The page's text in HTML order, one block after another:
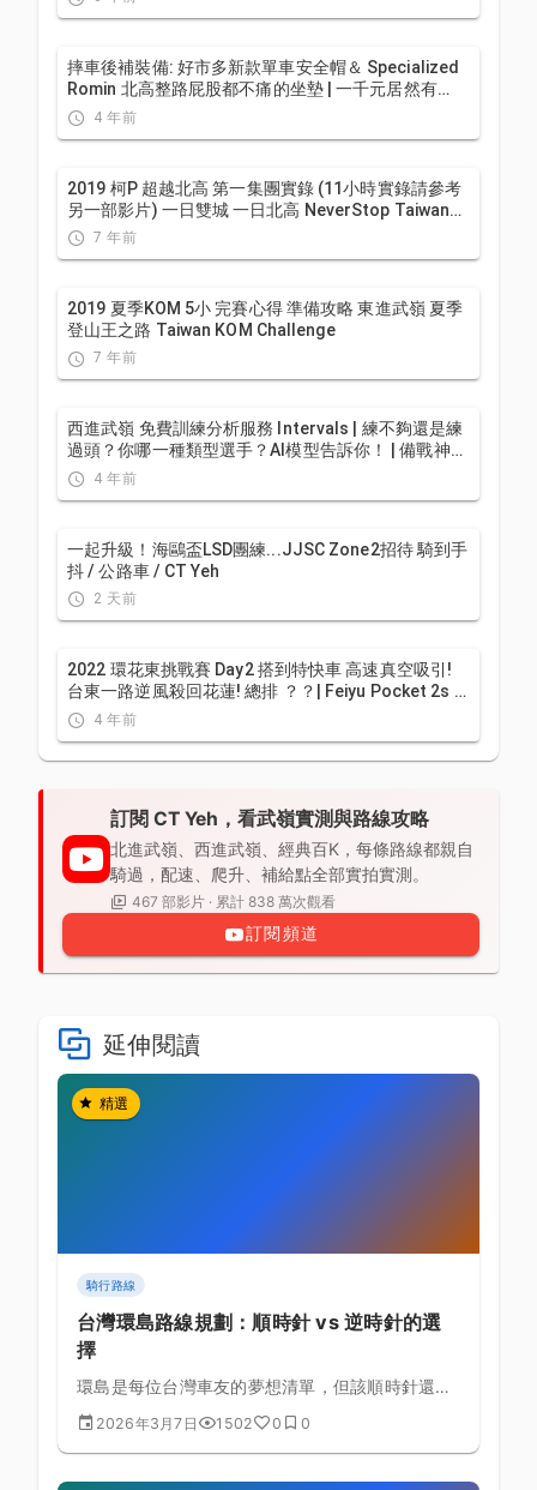
摔車後補裝備: 好市多新款單車安全帽＆ Specialized
Romin 北高整路屁股都不痛的坐墊 | 一千元居然有
MIPS | CT Yeh | 公路車
4 年前
2019 柯P 超越北高 第一集團實錄 (11小時實錄請參考
另一部影片) 一日雙城 一日北高 NeverStop Taiwan
Long Distance Cycling Challenge
7 年前
2019 夏季KOM 5小 完賽心得 準備攻略 東進武嶺 夏季
登山王之路 Taiwan KOM Challenge
7 年前
西進武嶺 免費訓練分析服務 Intervals | 練不夠還是練
過頭？你哪一種類型選手？AI模型告訴你！ | 備戰神器
4 年前
一起升級！海鷗盃LSD團練...JJSC Zone2招待 騎到手
抖 / 公路車 / CT Yeh
2 天前
2022 環花東挑戰賽 Day2 搭到特快車 高速真空吸引!
台東一路逆風殺回花蓮! 總排 ？？| Feiyu Pocket 2s |
公路車 | CT Yeh
4 年前
訂閱 CT Yeh，看武嶺實測與路線攻略
北進武嶺、西進武嶺、經典百K，每條路線都親自
騎過，配速、爬升、補給點全部實拍實測。
467 部影片 · 累計 838 萬次觀看
訂閱頻道
延伸閱讀
精選
騎行路線
台灣環島路線規劃：順時針 vs 逆時針的選
擇
環島是每位台灣車友的夢想清單，但該順時針還是
逆時針？從風向、路況、補給到景觀，全方位分析
兩種方向的優劣。
2026年3月7日 1502 0 0